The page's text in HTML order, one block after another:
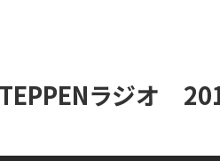
TEPPENラジオ